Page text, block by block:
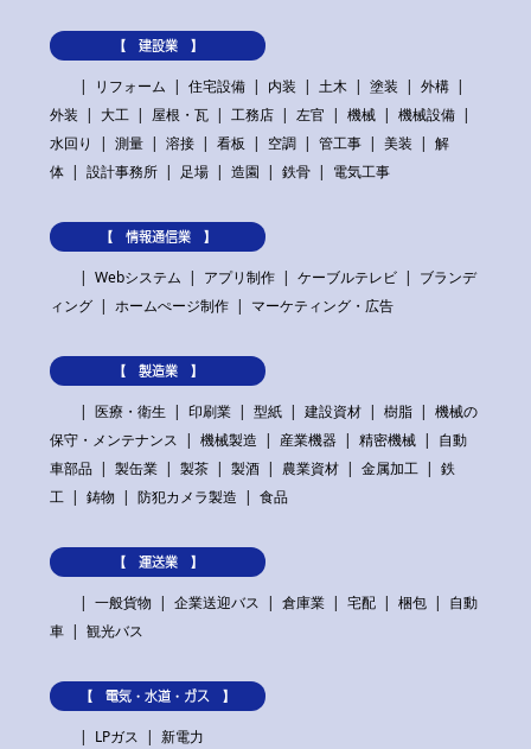
【 建設業 】
リフォーム
住宅設備 内装 土木 塗装
外構
外装
大工 屋根・瓦 工務店 左官 機械
機械設備
水回り
測量 溶接 看板 空調 管工事 美装
解
体
設計事務所 足場 造園 鉄骨 電気工事
【 情報通信業 】
Webシステム
アプリ制作 ケーブルテレビ
ブランデ
ィング
ホームぺージ制作 マーケティング・広告
【 製造業 】
医療・衛生
印刷業 型紙 建設資材 樹脂
機械の
保守・メンテナンス
機械製造 産業機器 精密機械
自動
車部品
製缶業 製茶 製酒 農業資材 金属加工
鉄
工
鋳物 防犯カメラ製造 食品
【 運送業 】
一般貨物
企業送迎バス 倉庫業 宅配 梱包
自動
車
観光バス
【 電気・水道・ガス 】
LPガス
新電力